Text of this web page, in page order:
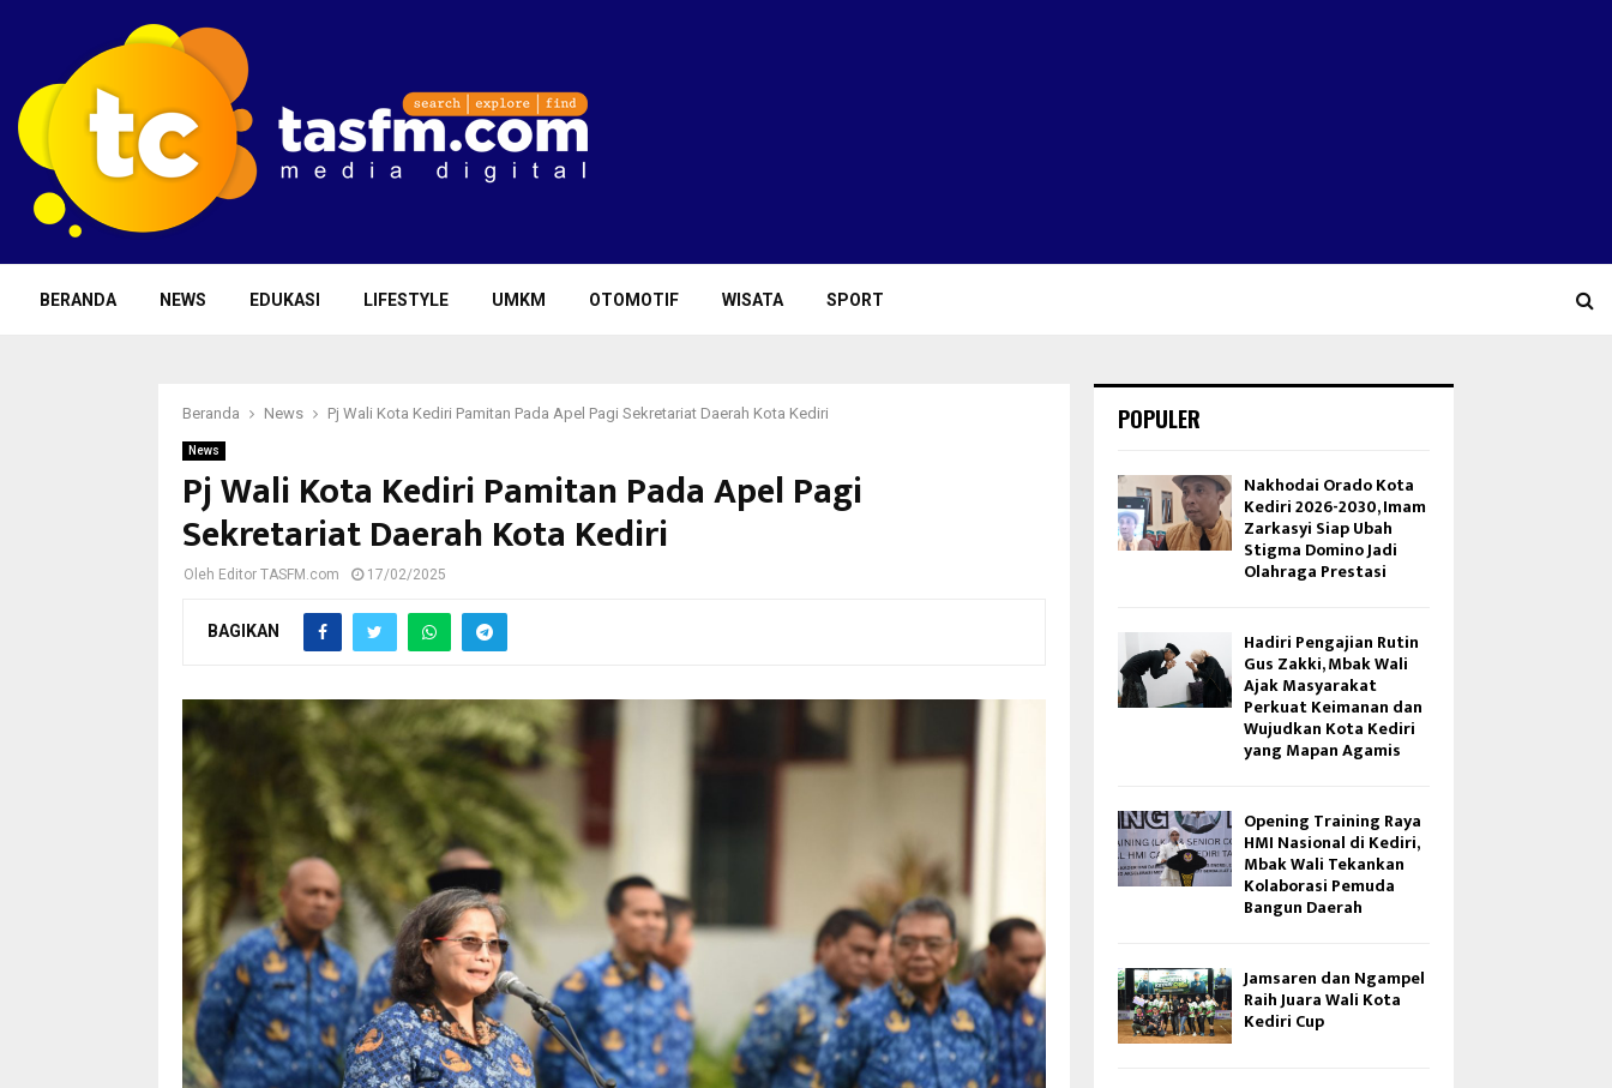
BERANDA NEWS EDUKASI LIFESTYLE UMKM OTOMOTIF WISATA SPORT
Beranda News Pj Wali Kota Kediri Pamitan Pada Apel Pagi Sekretariat Daerah Kota Kediri
News
Pj Wali Kota Kediri Pamitan Pada Apel Pagi
Sekretariat Daerah Kota Kediri
Oleh Editor TASFM.com 17/02/2025
BAGIKAN
POPULER
Nakhodai Orado Kota
Kediri 2026-2030, Imam
Zarkasyi Siap Ubah
Stigma Domino Jadi
Olahraga Prestasi
Hadiri Pengajian Rutin
Gus Zakki, Mbak Wali
Ajak Masyarakat
Perkuat Keimanan dan
Wujudkan Kota Kediri
yang Mapan Agamis
Opening Training Raya
HMI Nasional di Kediri,
Mbak Wali Tekankan
Kolaborasi Pemuda
Bangun Daerah
Jamsaren dan Ngampel
Raih Juara Wali Kota
Kediri Cup